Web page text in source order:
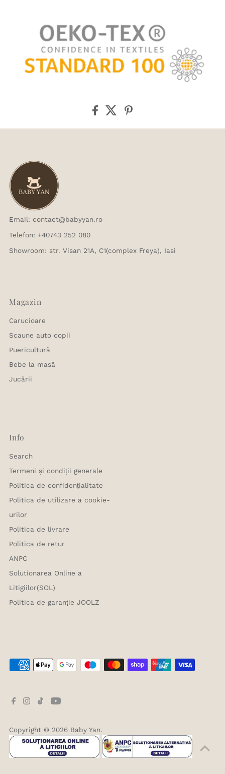
Email: contact@babyyan.ro
Telefon: +40743 252 080
Showroom: str. Visan 21A, C1(complex Freya), Iasi
Magazin
Carucioare
Scaune auto copii
Puericultură
Bebe la masă
Jucării
Info
Search
Termeni și condiții generale
Politica de confidențialitate
Politica de utilizare a cookie-
urilor
Politica de livrare
Politica de retur
ANPC
Solutionarea Online a
Litigiilor(SOL)
Politica de garanție JOOLZ
Copyright © 2026 Baby Yan.